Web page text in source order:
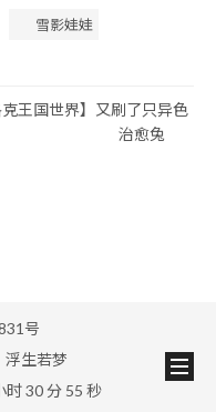
雪影娃娃
克王国世界】又刷了只异色
治愈兔
号
浮生若梦
30 分 56 秒